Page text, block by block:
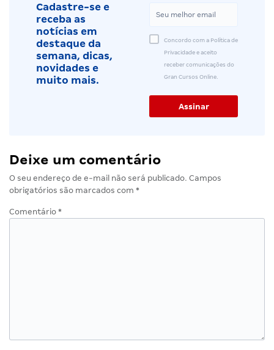
Cadastre-se e
receba as
notícias em
destaque da
semana, dicas,
novidades e
muito mais.
Concordo com a Política de
Privacidade e aceito
receber comunicações do
Gran Cursos Online.
Deixe um comentário
O seu endereço de e-mail não será publicado. Campos
obrigatórios são marcados com *
Comentário *